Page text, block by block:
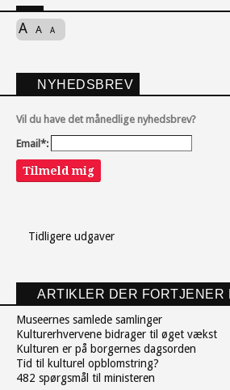
A A A
NYHEDSBREV
Vil du have det månedlige nyhedsbrev?
Email*:
Tilmeld mig
Tidligere udgaver
ARTIKLER DER
Museernes samlede samlinger
Kulturerhvervene bidrager til øget vækst
Kulturen er på borgernes dagsorden
Tid til kulturel opblomstring?
482 spørgsmål til ministeren